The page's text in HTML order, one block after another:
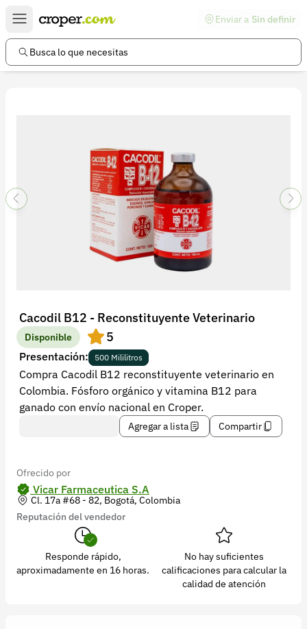
Enviar a Sin definir
Busca lo que necesitas
Cacodil B12 - Reconstituyente Veterinario
Disponible 5
Presentación: 500 Mililitros
Compra Cacodil B12 reconstituyente veterinario en
Colombia. Fósforo orgánico y vitamina B12 para
ganado con envío nacional en Croper.
Agregar a lista Compartir
Ofrecido por
Vicar Farmaceutica S.A
Cl. 17a #68 - 82, Bogotá, Colombia
Reputación del vendedor
Responde rápido,
aproximadamente en 16 horas.
No hay suficientes
calificaciones para calcular la
calidad de atención
Enlaces de interés
Preguntas frecuentes
Términos y condiciones
Política de devoluciones
Política de privacidad
Recuperar contraseña
Contacto
Soporte
+57 323 2931928
Versión 5.45.0
Síguenos